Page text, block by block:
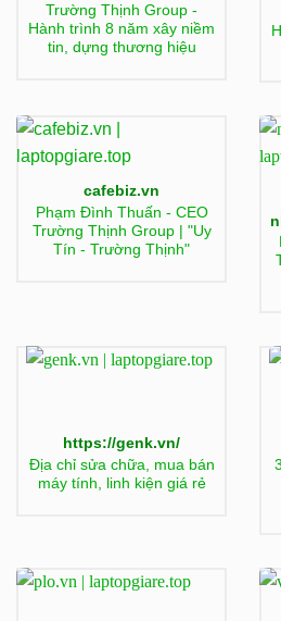
Trường Thịnh Group -
Hành trình 8 năm xây niềm
tin, dựng thương hiệu
cafebiz.vn
Phạm Đình Thuấn - CEO
Trường Thịnh Group | "Uy
Tín - Trường Thịnh"
https://genk.vn/
Địa chỉ sửa chữa, mua bán
máy tính, linh kiện giá rẻ